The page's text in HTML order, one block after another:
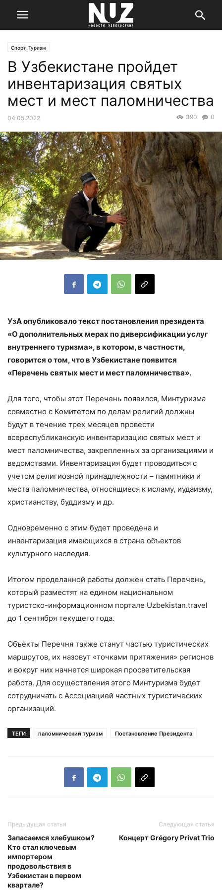
Спорт, Туризм
В Узбекистане пройдет
инвентаризация святых
мест и мест паломничества
04.05.2022 0
390
УзА опубликовало текст постановления президента
«О дополнительных мерах по диверсификации услуг
внутреннего туризма», в котором, в частности,
говорится о том, что в Узбекистане появится
«Перечень святых мест и мест паломничества».
Для того, чтобы этот Перечень появился, Минтуризма
совместно с Комитетом по делам религий должны
будут в течение трех месяцев провести
всереспубликанскую инвентаризацию святых мест и
мест паломничества, закрепленных за организациями и
ведомствами. Инвентаризация будет проводиться с
учетом религиозной принадлежности – памятники и
места паломничества, относящиеся к исламу, иудаизму,
христианству, буддизму и др.
Одновременно с этим будет проведена и
инвентаризация имеющихся в стране объектов
культурного наследия.
Итогом проделанной работы должен стать Перечень,
который разместят на едином национальном
туристско-информационном портале Uzbekistan.travel
до 1 сентября текущего года.
Объекты Перечня также станут частью туристических
маршрутов, их назовут «точками притяжения» регионов
и вокруг них начнется широкая просветительская
работа. Для осуществления этого Минтуризма будет
сотрудничать с Ассоциацией частных туристических
организаций.
ТЕГИ паломнический туризм Постановление Президента
Предыдущая статья
Запасаемся хлебушком?
Кто стал ключевым
импортером
продовольствия в
Узбекистан в первом
квартале?
Следующая статья
Концерт Grégory Privat Trio